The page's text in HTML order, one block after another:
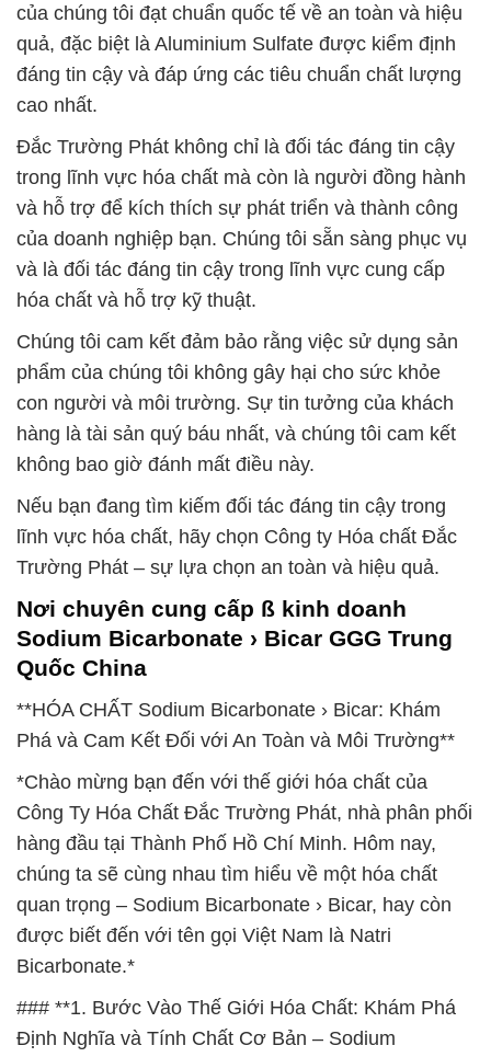
của chúng tôi đạt chuẩn quốc tế về an toàn và hiệu
quả, đặc biệt là Aluminium Sulfate được kiểm định
đáng tin cậy và đáp ứng các tiêu chuẩn chất lượng
cao nhất.
Đắc Trường Phát không chỉ là đối tác đáng tin cậy
trong lĩnh vực hóa chất mà còn là người đồng hành
và hỗ trợ để kích thích sự phát triển và thành công
của doanh nghiệp bạn. Chúng tôi sẵn sàng phục vụ
và là đối tác đáng tin cậy trong lĩnh vực cung cấp
hóa chất và hỗ trợ kỹ thuật.
Chúng tôi cam kết đảm bảo rằng việc sử dụng sản
phẩm của chúng tôi không gây hại cho sức khỏe
con người và môi trường. Sự tin tưởng của khách
hàng là tài sản quý báu nhất, và chúng tôi cam kết
không bao giờ đánh mất điều này.
Nếu bạn đang tìm kiếm đối tác đáng tin cậy trong
lĩnh vực hóa chất, hãy chọn Công ty Hóa chất Đắc
Trường Phát – sự lựa chọn an toàn và hiệu quả.
Nơi chuyên cung cấp ß kinh doanh
Sodium Bicarbonate › Bicar GGG Trung
Quốc China
**HÓA CHẤT Sodium Bicarbonate › Bicar: Khám
Phá và Cam Kết Đối với An Toàn và Môi Trường**
*Chào mừng bạn đến với thế giới hóa chất của
Công Ty Hóa Chất Đắc Trường Phát, nhà phân phối
hàng đầu tại Thành Phố Hồ Chí Minh. Hôm nay,
chúng ta sẽ cùng nhau tìm hiểu về một hóa chất
quan trọng – Sodium Bicarbonate › Bicar, hay còn
được biết đến với tên gọi Việt Nam là Natri
Bicarbonate.*
### **1. Bước Vào Thế Giới Hóa Chất: Khám Phá
Định Nghĩa và Tính Chất Cơ Bản – Sodium